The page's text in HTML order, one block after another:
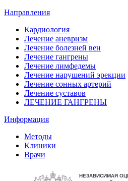
Направления
Кардиология
Лечение аневризм
Лечение болезней вен
Лечение гангрены
Лечение лимфедемы
Лечение нарушений эрекции
Лечение сонных артерий
Лечение суставов
ЛЕЧЕНИЕ ГАНГРЕНЫ
Информация
Методы
Клиники
Врачи